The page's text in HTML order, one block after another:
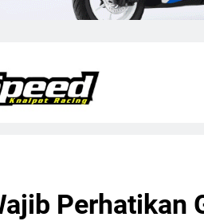
Perhatikan